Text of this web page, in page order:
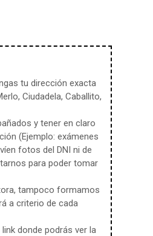
tu dirección exacta
Ciudadela, Caballito,
y tener en claro
(Ejemplo: exámenes
fotos del DNI ni de
para poder tomar
tampoco formamos
a criterio de cada
donde podrás ver la